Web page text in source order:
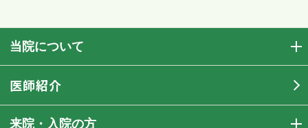
当院について
医師紹介
来院・入院の方